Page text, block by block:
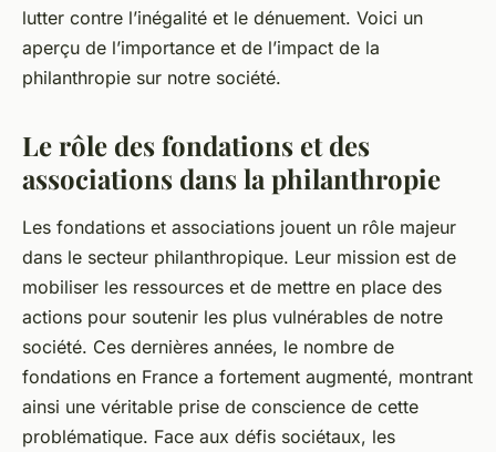
lutter contre l’inégalité et le dénuement. Voici un
aperçu de l’importance et de l’impact de la
philanthropie sur notre société.
Le rôle des fondations et des
associations dans la philanthropie
Les fondations et associations jouent un rôle majeur
dans le secteur philanthropique. Leur mission est de
mobiliser les ressources et de mettre en place des
actions pour soutenir les plus vulnérables de notre
société. Ces dernières années, le nombre de
fondations en France a fortement augmenté, montrant
ainsi une véritable prise de conscience de cette
problématique. Face aux défis sociétaux, les